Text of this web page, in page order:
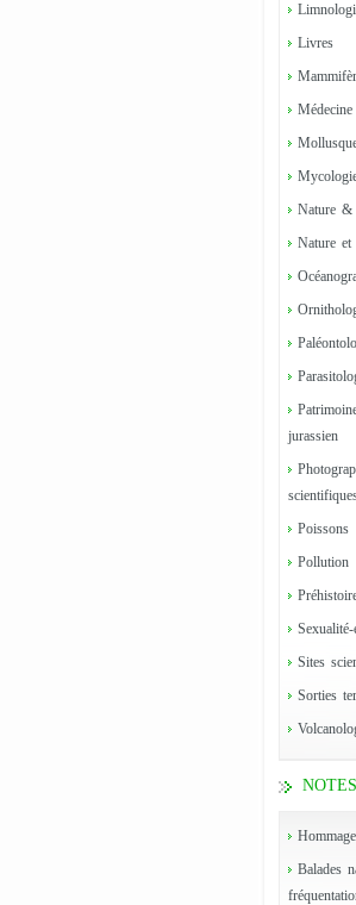
Livres
Médecine
Nature &
Nature et
jurassien
Poissons
Pollution
Sites
Sorties
Hommage
Balades